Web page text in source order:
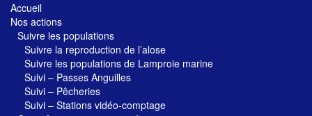
Accueil
Nos actions
Suivre les populations
Suivre la reproduction de l’alose
Suivre les populations de Lamproie marine
Suivi – Passes Anguilles
Suivi – Pêcheries
Suivi – Stations vidéo-comptage